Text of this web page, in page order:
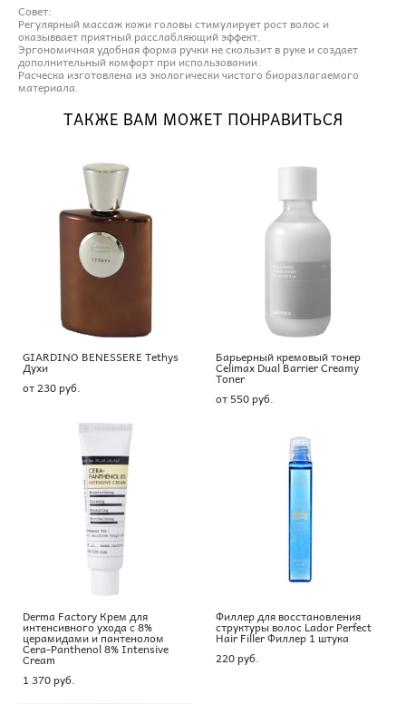
Совет:
Регулярный массаж кожи головы стимулирует рост волос и
оказыввает приятный расслабляющий эффект.
Эргономичная удобная форма ручки не скользит в руке и создает
дополнительный комфорт при использовании.
Расческа изготовлена из экологически чистого биоразлагаемого
материала.
ТАКЖЕ ВАМ МОЖЕТ ПОНРАВИТЬСЯ
GIARDINO BENESSERE Tethys
Духи
от 230 pуб.
Барьерный кремовый тонер
Celimax Dual Barrier Creamy
Toner
от 550 pуб.
Derma Factory Крем для
интенсивного ухода с 8%
церамидами и пантенолом
Cera-Panthenol 8% Intensive
Cream
1 370 pуб.
Филлер для восстановления
структуры волос Lador Perfect
Hair Filler Филлер 1 штука
220 pуб.